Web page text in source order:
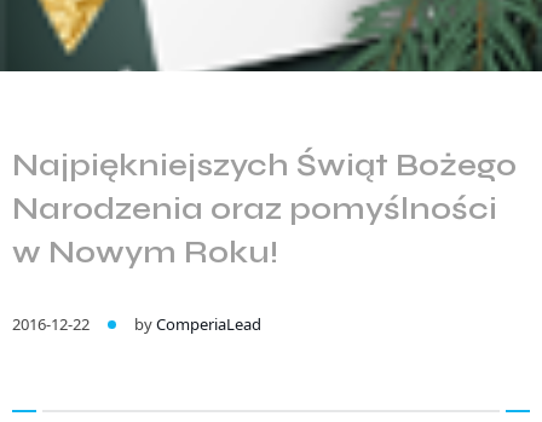
Najpiękniejszych Świąt Bożego
Narodzenia oraz pomyślności
w Nowym Roku!
2016-12-22 byComperiaLead